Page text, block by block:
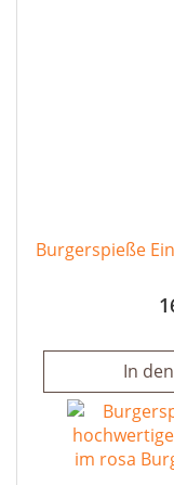
Burgerspieße
In